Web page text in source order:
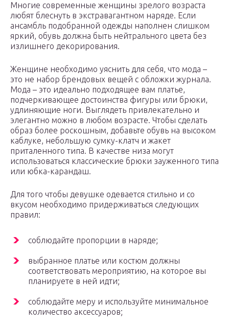
Многие современные женщины зрелого возраста
любят блеснуть в экстравагантном наряде. Если
ансамбль подобранной одежды наполнен слишком
яркий, обувь должна быть нейтрального цвета без
излишнего декорирования.
Женщине необходимо уяснить для себя, что мода –
это не набор брендовых вещей с обложки журнала.
Мода – это идеально подходящее вам платье,
подчеркивающее достоинства фигуры или брюки,
удлиняющие ноги. Выглядеть привлекательно и
элегантно можно в любом возрасте. Чтобы сделать
образ более роскошным, добавьте обувь на высоком
каблуке, небольшую сумку-клатч и жакет
приталенного типа. В качестве низа могут
использоваться классические брюки зауженного типа
или юбка-карандаш.
Для того чтобы девушке одевается стильно и со
вкусом необходимо придерживаться следующих
правил:
соблюдайте пропорции в наряде;
выбранное платье или костюм должны
соответствовать мероприятию, на которое вы
планируете в ней идти;
соблюдайте меру и используйте минимальное
количество аксессуаров;